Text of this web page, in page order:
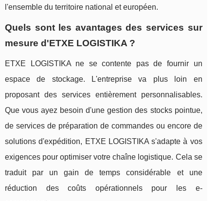
l'ensemble du territoire national et européen.
Quels sont les avantages des services sur
mesure d'ETXE LOGISTIKA ?
ETXE LOGISTIKA ne se contente pas de fournir un
espace de stockage. L'entreprise va plus loin en
proposant des services entièrement personnalisables.
Que vous ayez besoin d'une gestion des stocks pointue,
de services de préparation de commandes ou encore de
solutions d'expédition, ETXE LOGISTIKA s'adapte à vos
exigences pour optimiser votre chaîne logistique. Cela se
traduit par un gain de temps considérable et une
réduction des coûts opérationnels pour les e-